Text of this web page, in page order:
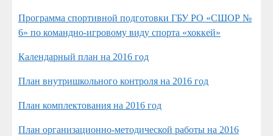
Программа спортивной подготовки ГБУ РО «СШОР №
6» по командно-игровому виду спорта «хоккей»
Календарный план на 2016 год
План внутришкольного контроля на 2016 год
План комплектования на 2016 год
План организационно-методической работы на 2016